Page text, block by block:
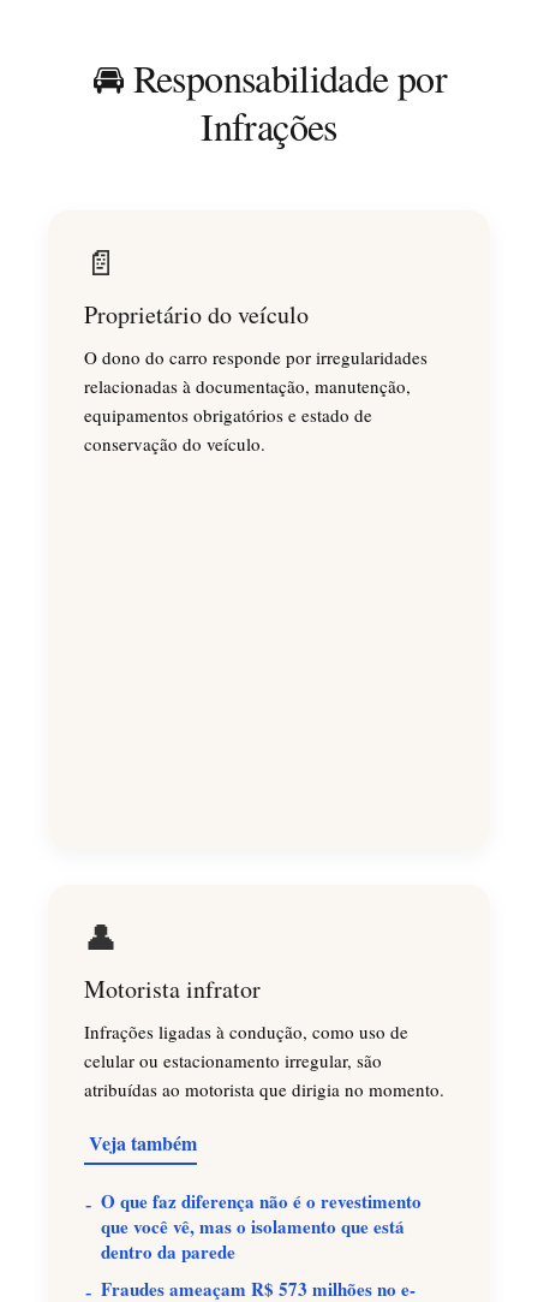
🚘 Responsabilidade por
Infrações
📄
Proprietário do veículo
O dono do carro responde por irregularidades
relacionadas à documentação, manutenção,
equipamentos obrigatórios e estado de
conservação do veículo.
👤
Motorista infrator
Infrações ligadas à condução, como uso de
celular ou estacionamento irregular, são
atribuídas ao motorista que dirigia no momento.
Veja também
O que faz diferença não é o revestimento
que você vê, mas o isolamento que está
dentro da parede
Fraudes ameaçam R$ 573 milhões no e-